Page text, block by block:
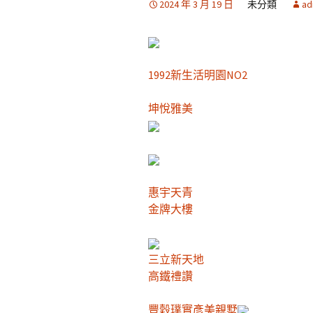
2024 年 3 月 19 日 未分類
1992新生活明園NO2
坤悅雅美
惠宇天青
金牌大樓
三立新天地
高鐵禮讚
豐穀璞實彥美親墅